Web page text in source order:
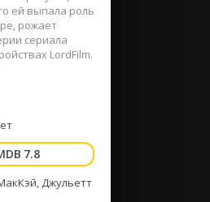
ей выпала роль
рожает
сериала
LordFilm.
7.8
Джульетт